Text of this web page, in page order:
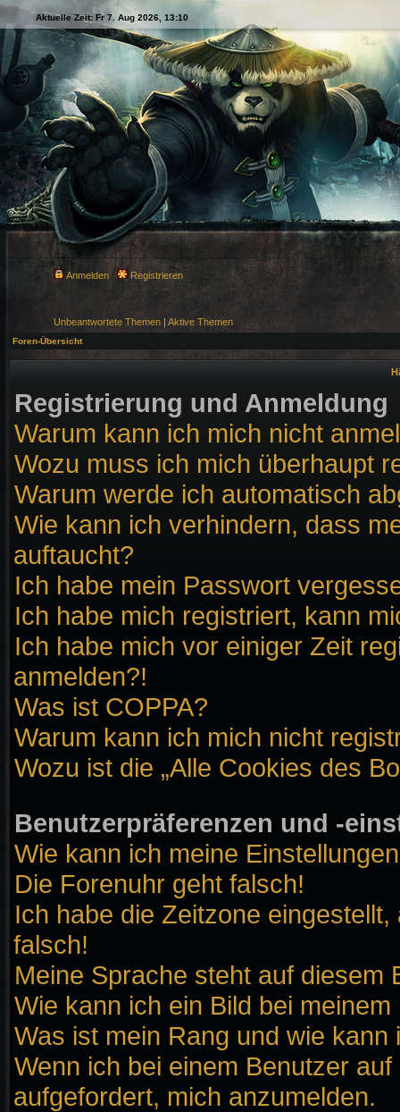
Aktuelle Zeit: Fr 7. Aug 2026, 13:10
Anmelden Registrieren
Unbeantwortete Themen | Aktive Themen
Foren-Übersicht
Registrierung und Anmeldung
Warum kann ich mich nicht
Wozu muss ich mich überhaupt
Warum werde ich automatisch
Wie kann ich verhindern, dass
auftaucht?
Ich habe mein Passwort
Ich habe mich registriert, kann
Ich habe mich vor einiger Zeit
anmelden?!
Was ist COPPA?
Warum kann ich mich nicht
Wozu ist die „Alle Cookies des
Benutzerpräferenzen und -
Wie kann ich meine
Die Forenuhr geht falsch!
Ich habe die Zeitzone
falsch!
Meine Sprache steht auf diesem
Wie kann ich ein Bild bei
Was ist mein Rang und wie kann
Wenn ich bei einem Benutzer
aufgefordert, mich anzumelden.